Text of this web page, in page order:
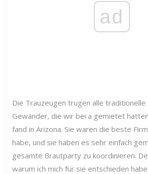
ad
Die Trauzeugen trugen alle traditionelle
Gewänder, die wir bei a gemietet hatten
fand in Arizona. Sie waren die beste
habe, und sie haben es sehr einfach
gesamte Brautparty zu koordinieren.
warum ich mich für sie entschieden